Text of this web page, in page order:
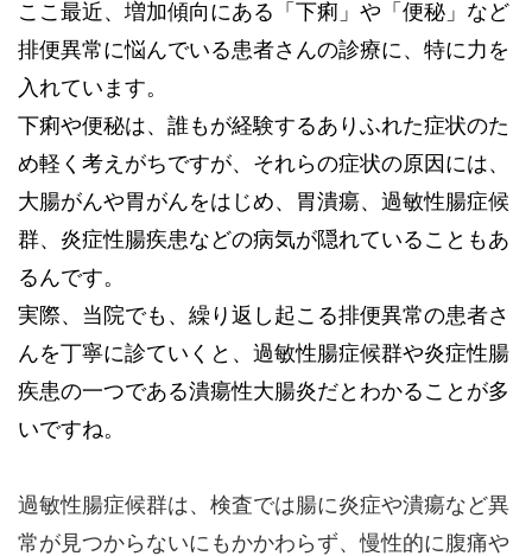
ここ最近、増加傾向にある「下痢」や「便秘」など
排便異常に悩んでいる患者さんの診療に、特に力を
入れています。
下痢や便秘は、誰もが経験するありふれた症状のた
め軽く考えがちですが、それらの症状の原因には、
大腸がんや胃がんをはじめ、胃潰瘍、過敏性腸症候
群、炎症性腸疾患などの病気が隠れていることもあ
るんです。
実際、当院でも、繰り返し起こる排便異常の患者さ
んを丁寧に診ていくと、過敏性腸症候群や炎症性腸
疾患の一つである潰瘍性大腸炎だとわかることが多
いですね。
過敏性腸症候群は、検査では腸に炎症や潰瘍など異
常が見つからないにもかかわらず、慢性的に腹痛や